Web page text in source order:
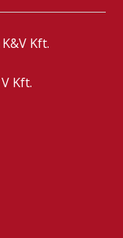
Kft.
Kft.